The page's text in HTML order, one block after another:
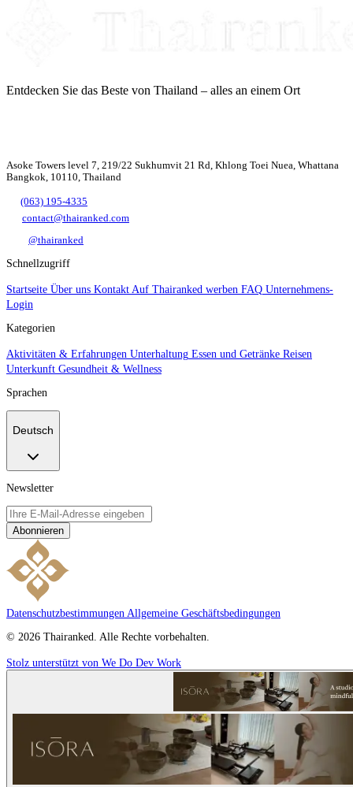
Entdecken Sie das Beste von Thailand – alles an einem Ort
Asoke Towers level 7, 219/22 Sukhumvit 21 Rd, Khlong Toei Nuea, Whattana
Bangkok, 10110, Thailand
(063) 195-4335
contact@thairanked.com
@thairanked
Schnellzugriff
Startseite Über uns Kontakt Auf Thairanked werben FAQ Unternehmens-
Login
Kategorien
Aktivitäten & Erfahrungen Unterhaltung Essen und Getränke Reisen
Unterkunft Gesundheit & Wellness
Sprachen
Deutsch
Newsletter
Abonnieren
Datenschutzbestimmungen Allgemeine Geschäftsbedingungen
© 2026 Thairanked. Alle Rechte vorbehalten.
Stolz unterstützt von We Do Dev Work